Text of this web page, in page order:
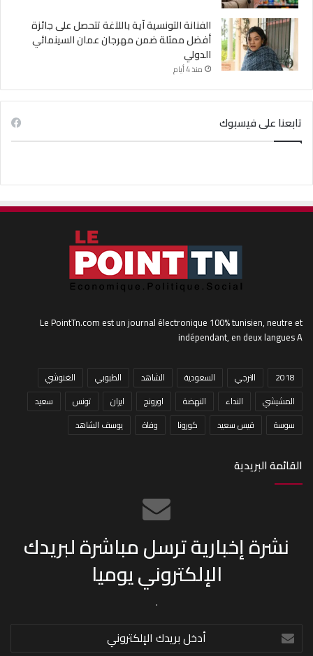
الفنانة التونسية آية باللآغة تتحصل على جائزة
أفضل ممثلة ضمن مهرجان عمان السينمائي
الدولي
منذ 4 أيام
تابعنا على فيسبوك
Le PointTn.com est un journal électronique 100% tunisien, neutre et
indépendant, en deux langues A
2018 الترجي السعودية الشاهد الطبوبي
الغنوشي
المشيشي
النداء النهضة اورونج ايران تونس
سعيد
سوسة
قيس سعيد كورونا وفاة يوسف الشاهد
القائمة البريدية
نشرة إخبارية ترسل مباشرة لبريدك
الإلكتروني يوميا
.
أدخل
بريدك